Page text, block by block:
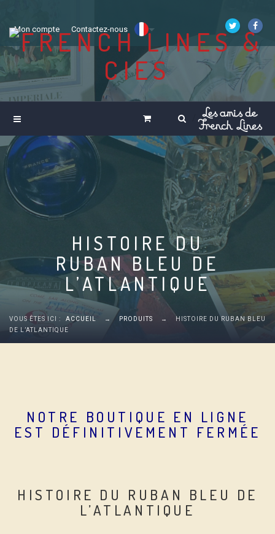
Mon compte Contactez-nous
HISTOIRE DU
RUBAN BLEU DE
L’ATLANTIQUE
VOUS ÊTES ICI : ACCUEIL → PRODUITS →
HISTOIRE DU RUBAN BLEU
DE L’ATLANTIQUE
NOTRE BOUTIQUE EN LIGNE
EST DÉFINITIVEMENT FERMÉE
HISTOIRE DU RUBAN BLEU DE
L’ATLANTIQUE